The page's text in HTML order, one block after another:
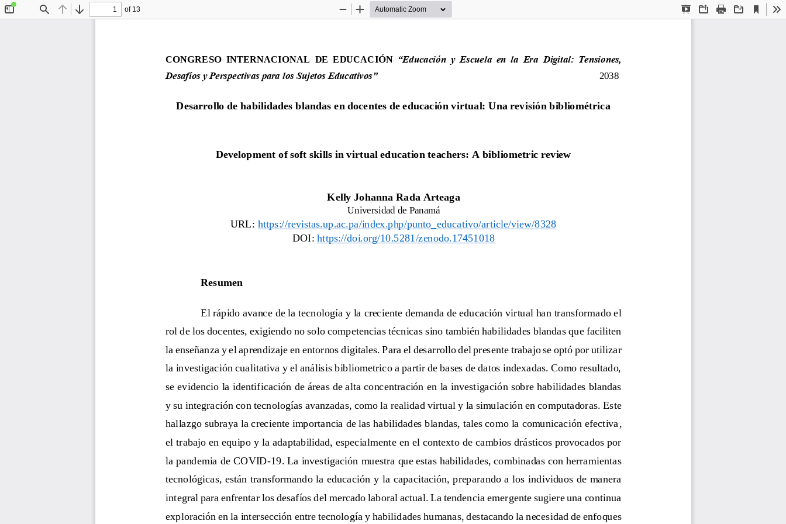
Find Previous
Next
of 13
Presentation
OpenPrint Download
Current
View
Zoom
Zoom
CONGRESO  INTERNACIONAL  DE  EDUCACIÓN “Educación  y  Escuela  en  la  Era  Digital:  Tensiones,
Desafíos y Perspectivas para los Sujetos Educativos”
2038
Desarrollo de habilidades blandas en docentes de educación virtual: Una revisión bibliométrica
Development of soft skills in virtual education teachers: A bibliometric review
Kelly Johanna Rada Arteaga
Universidad de Panamá
URL: https://revistas.up.ac.pa/index.php/punto_educativo/article/view/8328
DOI: https://doi.org/10.5281/zenodo.17451018
Resumen
El rápido avance de la tecnología y la creciente demanda de educación virtual han transformado el
rol de los docentes, exigiendo no solo competencias técnicas sino también habilidades blandas que faciliten
la enseñanza y el aprendizaje en entornos digitales. Para el desarrollo del presente trabajo se optó por utilizar
la investigación cualitativa y el análisis bibliometrico a partir de bases de datos indexadas. Como resultado,
se evidencio la identificación de áreas de alta concentración en la investigación sobre habilidades blandas
y su integración con tecnologías avanzadas, como la realidad virtual y la simulación en computadoras. Este
hallazgo subraya la creciente importancia de las habilidades blandas, tales como la comunicación efectiva
el trabajo en equipo y la adaptabilidad, especialmente en el contexto de cambios drásticos provocados por
la pandemia de COVID-19. La investigación muestra que estas habilidades, combinadas con herramientas
tecnológicas, están transformando la educación y la capacitación, preparando a los individuos  de manera
integral para enfrentar los desafíos del mercado laboral actual. La tendencia emergente sugiere una continua
exploración en la intersección entre tecnología y habilidades humanas, destacando la necesidad de enfoques